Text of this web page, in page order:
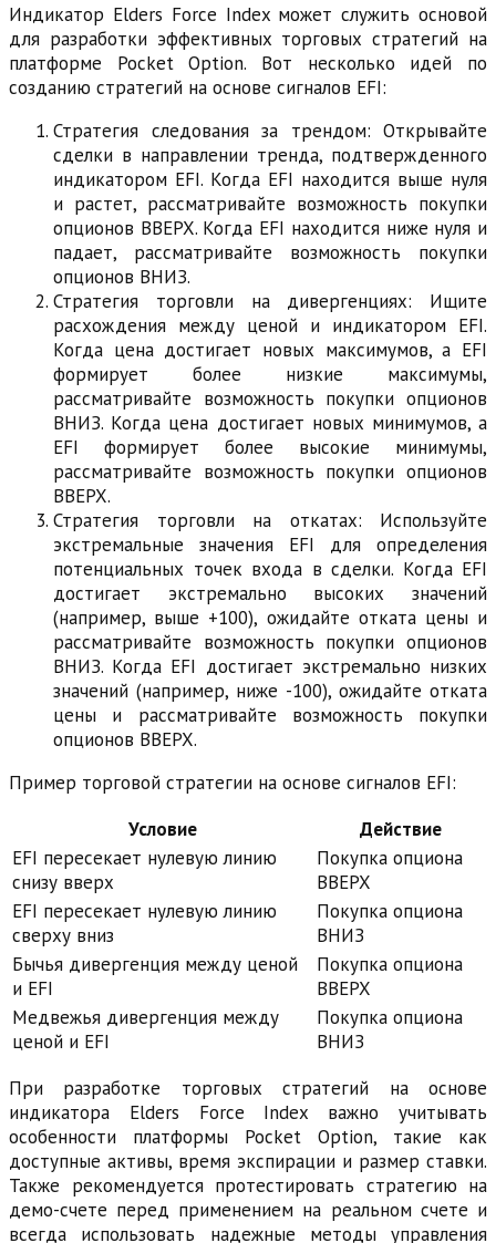
Индикатор Elders Force Index может служить основой
для разработки эффективных торговых стратегий на
платформе Pocket Option. Вот несколько идей по
созданию стратегий на основе сигналов EFI:
Стратегия следования за трендом: Открывайте
сделки в направлении тренда, подтвержденного
индикатором EFI. Когда EFI находится выше нуля
и растет, рассматривайте возможность покупки
опционов ВВЕРХ. Когда EFI находится ниже нуля и
падает, рассматривайте возможность покупки
опционов ВНИЗ.
Стратегия торговли на дивергенциях: Ищите
расхождения между ценой и индикатором EFI.
Когда цена достигает новых максимумов, а EFI
формирует более низкие максимумы,
рассматривайте возможность покупки опционов
ВНИЗ. Когда цена достигает новых минимумов, а
EFI формирует более высокие минимумы,
рассматривайте возможность покупки опционов
ВВЕРХ.
Стратегия торговли на откатах: Используйте
экстремальные значения EFI для определения
потенциальных точек входа в сделки. Когда EFI
достигает экстремально высоких значений
(например, выше +100), ожидайте отката цены и
рассматривайте возможность покупки опционов
ВНИЗ. Когда EFI достигает экстремально низких
значений (например, ниже -100), ожидайте отката
цены и рассматривайте возможность покупки
опционов ВВЕРХ.
Пример торговой стратегии на основе сигналов EFI:
Условие
Действие
EFI пересекает нулевую линию
снизу вверх
Покупка опциона
ВВЕРХ
EFI пересекает нулевую линию
сверху вниз
Покупка опциона
ВНИЗ
Бычья дивергенция между ценой
и EFI
Покупка опциона
ВВЕРХ
Медвежья дивергенция между
ценой и EFI
Покупка опциона
ВНИЗ
При разработке торговых стратегий на основе
индикатора Elders Force Index важно учитывать
особенности платформы Pocket Option, такие как
доступные активы, время экспирации и размер ставки.
Также рекомендуется протестировать стратегию на
демо-счете перед применением на реальном счете и
всегда использовать надежные методы управления